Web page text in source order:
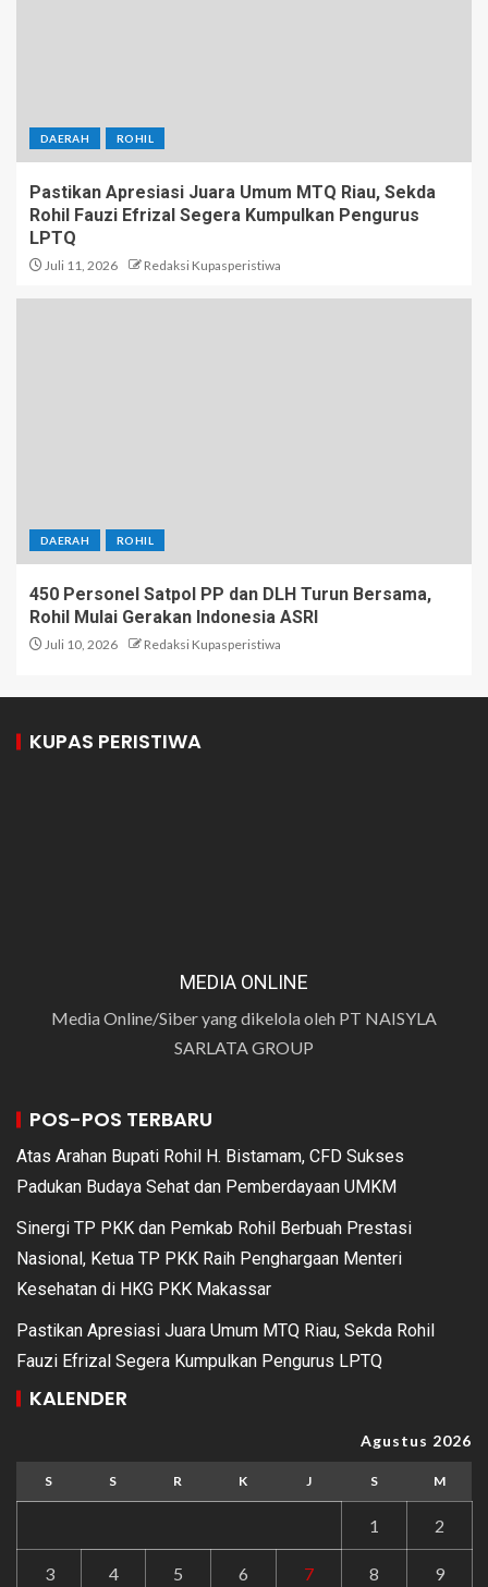
DAERAH ROHIL
Pastikan Apresiasi Juara Umum MTQ Riau, Sekda
Rohil Fauzi Efrizal Segera Kumpulkan Pengurus
LPTQ
Juli 11, 2026 Redaksi Kupasperistiwa
DAERAH ROHIL
450 Personel Satpol PP dan DLH Turun Bersama,
Rohil Mulai Gerakan Indonesia ASRI
Juli 10, 2026 Redaksi Kupasperistiwa
KUPAS PERISTIWA
MEDIA ONLINE
Media Online/Siber yang dikelola oleh PT NAISYLA
SARLATA GROUP
POS-POS TERBARU
Atas Arahan Bupati Rohil H. Bistamam, CFD Sukses
Padukan Budaya Sehat dan Pemberdayaan UMKM
Sinergi TP PKK dan Pemkab Rohil Berbuah Prestasi
Nasional, Ketua TP PKK Raih Penghargaan Menteri
Kesehatan di HKG PKK Makassar
Pastikan Apresiasi Juara Umum MTQ Riau, Sekda Rohil
Fauzi Efrizal Segera Kumpulkan Pengurus LPTQ
KALENDER
Agustus 2026
S S R K J S M
1 2
3 4 5 6 7 8 9